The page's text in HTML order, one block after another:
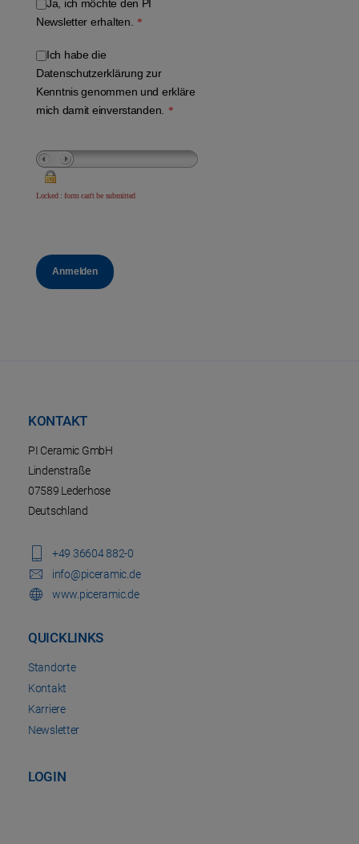
Ja, ich möchte den PI
Newsletter erhalten.
*
Ich habe die
Datenschutzerklärung zur
Kenntnis genommen und erkläre
mich damit einverstanden.
*
Locked : form can't be submitted
KONTAKT
PI Ceramic GmbH
Lindenstraße
07589 Lederhose
Deutschland
+49 36604 882-0
info@piceramic.de
www.piceramic.de
QUICKLINKS
Standorte
Kontakt
Karriere
Newsletter
LOGIN